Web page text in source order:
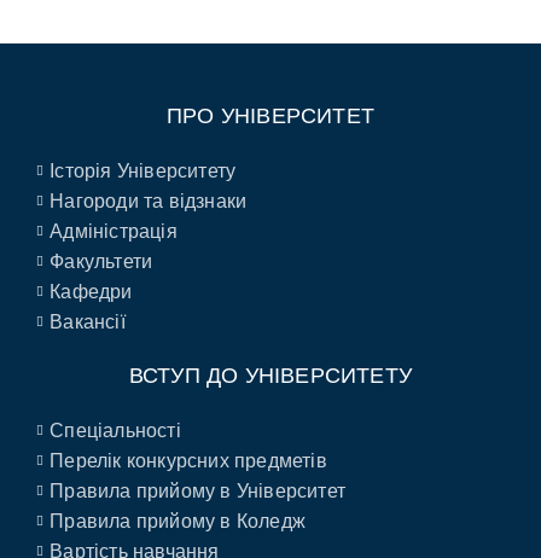
ПРО УНІВЕРСИТЕТ
Історія Університету
Нагороди та відзнаки
Адміністрація
Факультети
Кафедри
Вакансії
ВСТУП ДО УНІВЕРСИТЕТУ
Спеціальності
Перелік конкурсних предметів
Правила прийому в Університет
Правила прийому в Коледж
Вартість навчання